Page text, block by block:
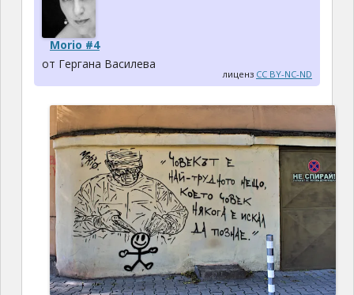
Morio #4
от Гергана Василева
лиценз CC BY-NC-ND